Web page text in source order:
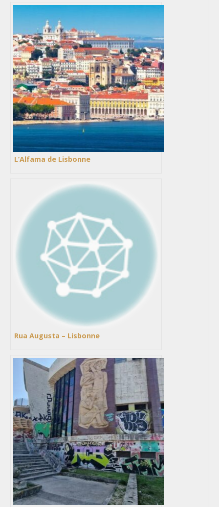
L’Alfama de Lisbonne
Rua Augusta – Lisbonne